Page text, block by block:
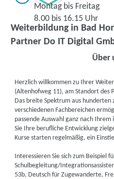
Weiterbildung in Bad
Partner Do IT Digital
Montag bis Freitag
8.00 bis 16.15 Uhr
Über
Herzlich willkommen zu Ihrer
(Altenhofweg 11), am Standort des
Das breite Spektrum aus
verschiedenen Fachbereichen
passende Auswahl ganz nach
Sie Ihre berufliche Entwicklung
Kurse starten regelmäßig, ein
Interessieren Sie sich zum Beispiel
Schulbegleitung/
53b, Deutsch für Zugewanderte,